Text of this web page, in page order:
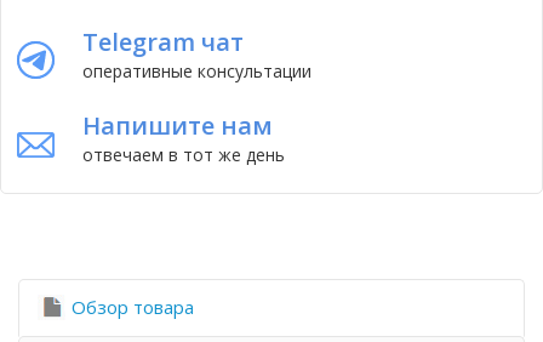
Telegram чат
оперативные консультации
Напишите нам
отвечаем в тот же день
Обзор товара